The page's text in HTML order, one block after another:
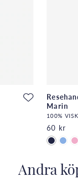
Marin
100%
60 kr
Andra